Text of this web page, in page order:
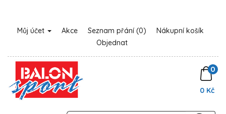
Můj účet Akce Seznam přání (0)
Nákupní košík
Objednat
0
0 Kč